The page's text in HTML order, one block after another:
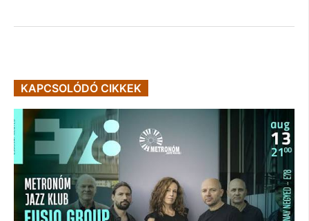
KAPCSOLÓDÓ CIKKEK